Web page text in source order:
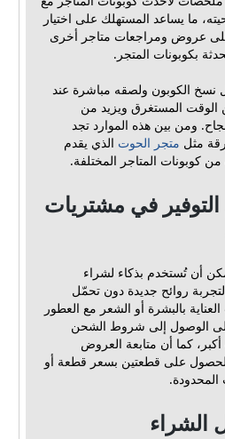
ما يساعد المستهلك على اختيار
عروض ومراجعات متاجر أخرى
بكوبونات المتجر.
نسخ الكوبون ولصقه مباشرة عند
المستغرق ويزيد من
ومن بين هذه الموارد تجد
مثل متجر الحوتالذي يقدم
كوبونات المتاجر المختلفة.
في مشتريات
أن تُستخدم بذكاء لشراء
روائح جديدة دون تحمّل
بالبشرة أو الشعر مع العطور
الوصول إلى شروط الشحن
كما أن متابعة العروض
على قطعتين بسعر قطعة أو
الشراء